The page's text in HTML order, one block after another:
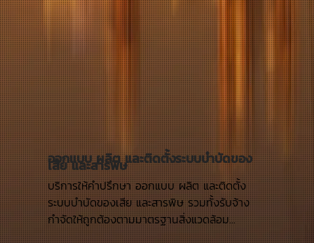
ออกแบบ ผลิต และติดตั้งระบบบำบัดของ
เสีย และสารพิษ
บริการให้คำปรึกษา ออกแบบ ผลิต และติดตั้ง
ระบบบำบัดของเสีย และสารพิษ รวมทั้งรับจ้าง
กำจัดให้ถูกต้องตามมาตรฐานสิ่งแวดล้อม...